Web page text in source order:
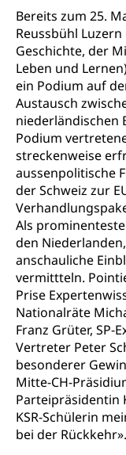
Bereits zum 25.
Reussbühl
Geschichte, der
Leben und
ein Podium auf
Austausch
niederländischen
Podium
streckenweise
aussenpolitische
der Schweiz zur
Als
den
anschauliche
vermittteln.
Prise
Nationalräte
Franz Grüter, SP-
Vertreter Peter
besonderer
Mitte-CH-
Parteipräsidentin
KSR-Schülerin
bei der Rückkehr».
FMS
Finanzielle
Pflege
Finanzielle
Universität
Technische
universitäre
Hochschule,
Weiterbildung,
Fachhochschule
Pädagogische
swissuniversities
Hochschulen)
Vorschule
Kindergarten,
Freiwilliges
Gesundheit und